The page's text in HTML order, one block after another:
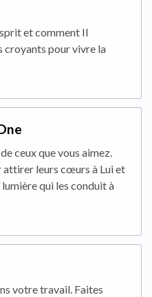
et comment Il
croyants pour vivre la
ceux que vous aimez.
attirer leurs cœurs à Lui et
qui les conduit à
votre travail. Faites